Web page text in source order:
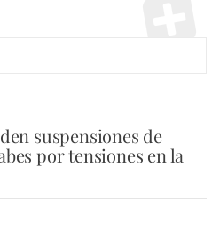
suspensiones de
por tensiones en la